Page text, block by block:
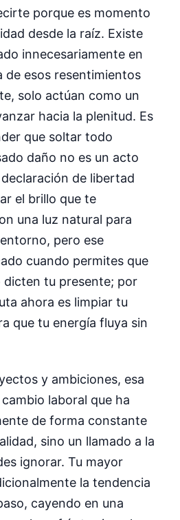
porque es momento
desde la raíz. Existe
innecesariamente en
de esos resentimientos
solo actúan como un
hacia la plenitud. Es
que soltar todo
daño no es un acto
de libertad
el brillo que te
una luz natural para
pero ese
cuando permites que
dicten tu presente; por
ahora es limpiar tu
que tu energía fluya sin
y ambiciones, esa
laboral que ha
de forma constante
sino un llamado a la
ignorar. Tu mayor
la tendencia
cayendo en una